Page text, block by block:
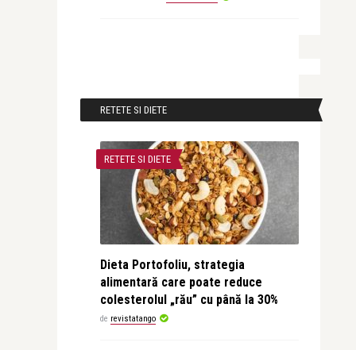
RETETE SI DIETE
RETETE SI DIETE
Dieta Portofoliu, strategia
alimentară care poate reduce
colesterolul „rău” cu până la 30%
de revistatango